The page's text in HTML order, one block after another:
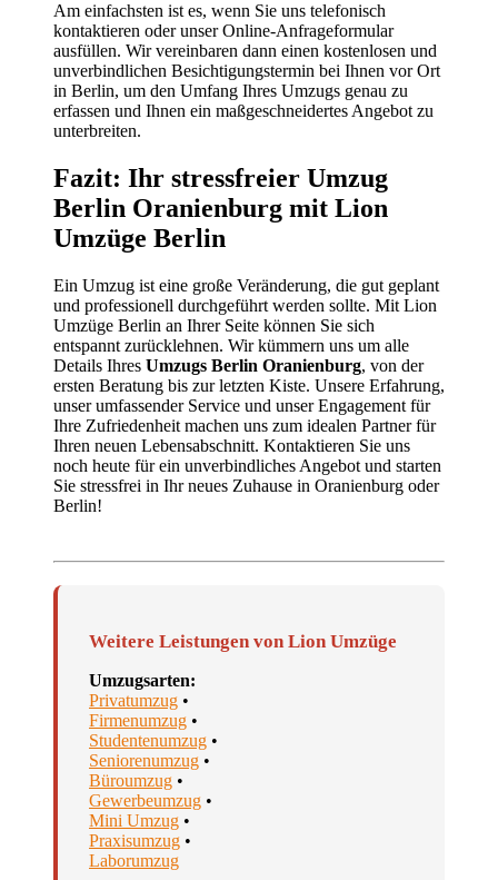
Am einfachsten ist es, wenn Sie uns telefonisch
kontaktieren oder unser Online-Anfrageformular
ausfüllen. Wir vereinbaren dann einen kostenlosen und
unverbindlichen Besichtigungstermin bei Ihnen vor Ort
in Berlin, um den Umfang Ihres Umzugs genau zu
erfassen und Ihnen ein maßgeschneidertes Angebot zu
unterbreiten.
Fazit: Ihr stressfreier Umzug
Berlin Oranienburg mit Lion
Umzüge Berlin
Ein Umzug ist eine große Veränderung, die gut geplant
und professionell durchgeführt werden sollte. Mit Lion
Umzüge Berlin an Ihrer Seite können Sie sich
entspannt zurücklehnen. Wir kümmern uns um alle
Details Ihres Umzugs Berlin Oranienburg, von der
ersten Beratung bis zur letzten Kiste. Unsere Erfahrung,
unser umfassender Service und unser Engagement für
Ihre Zufriedenheit machen uns zum idealen Partner für
Ihren neuen Lebensabschnitt. Kontaktieren Sie uns
noch heute für ein unverbindliches Angebot und starten
Sie stressfrei in Ihr neues Zuhause in Oranienburg oder
Berlin!
Weitere Leistungen von Lion Umzüge
Umzugsarten:
Privatumzug •
Firmenumzug •
Studentenumzug •
Seniorenumzug •
Büroumzug •
Gewerbeumzug •
Mini Umzug •
Praxisumzug •
Laborumzug